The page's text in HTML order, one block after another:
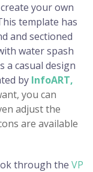
your own
template has
and sectioned
water spash
a casual design
by InfoART,
you can
adjust the
are available
through the VP